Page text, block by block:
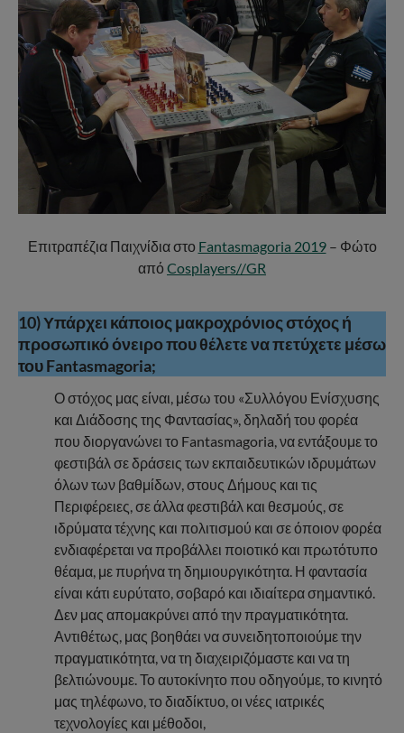
Επιτραπέζια Παιχνίδια στο Fantasmagoria 2019– Φώτο
από Cosplayers//GR
10) Υπάρχει κάποιος μακροχρόνιος στόχος ή
προσωπικό όνειρο που θέλετε να πετύχετε μέσω
του Fantasmagoria;
Ο στόχος μας είναι, μέσω του «Συλλόγου Ενίσχυσης
και Διάδοσης της Φαντασίας», δηλαδή του φορέα
που διοργανώνει το Fantasmagoria, να εντάξουμε το
φεστιβάλ σε δράσεις των εκπαιδευτικών ιδρυμάτων
όλων των βαθμίδων, στους Δήμους και τις
Περιφέρειες, σε άλλα φεστιβάλ και θεσμούς, σε
ιδρύματα τέχνης και πολιτισμού και σε όποιον φορέα
ενδιαφέρεται να προβάλλει ποιοτικό και πρωτότυπο
θέαμα, με πυρήνα τη δημιουργικότητα. Η φαντασία
είναι κάτι ευρύτατο, σοβαρό και ιδιαίτερα σημαντικό.
Δεν μας απομακρύνει από την πραγματικότητα.
Αντιθέτως, μας βοηθάει να συνειδητοποιούμε την
πραγματικότητα, να τη διαχειριζόμαστε και να τη
βελτιώνουμε. Το αυτοκίνητο που οδηγούμε, το κινητό
μας τηλέφωνο, το διαδίκτυο, οι νέες ιατρικές
τεχνολογίες και μέθοδοι,